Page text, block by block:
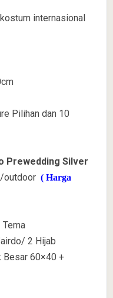
internasional
Pilihan dan 10
Prewedding Silver
outdoor ( Harga
2 Hijab
Besar 60×40 +